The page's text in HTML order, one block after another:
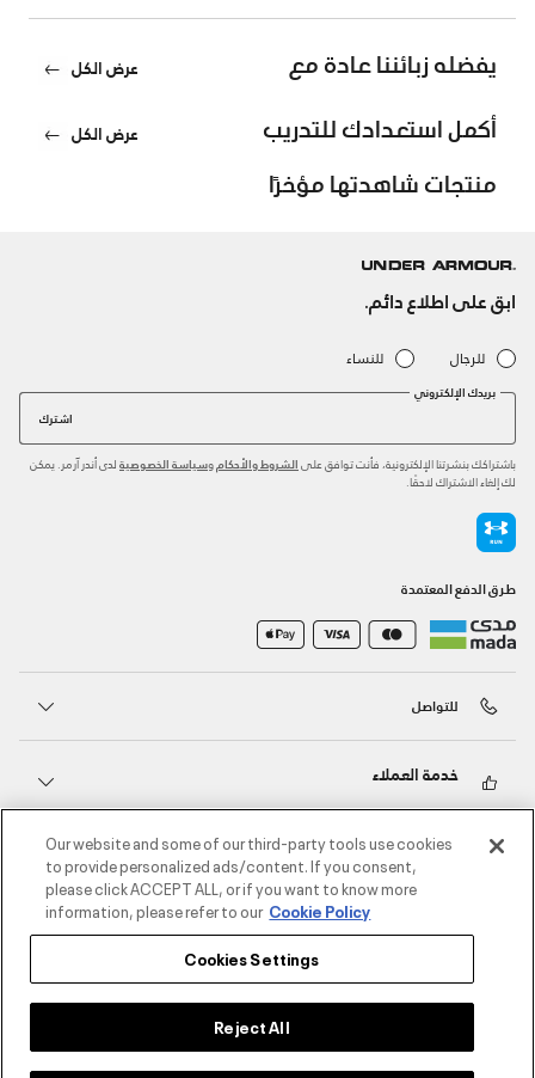
يفضله زبائننا عادة مع عرض الكل
أكمل استعدادك للتدريب عرض الكل
منتجات شاهدتها مؤخرًا
ابق على اطلاع دائم.
للرجال للنساء
بريدك الإلكتروني
اشترك
باشتراكك بنشرتنا الإلكترونية، فأنت توافق على الشروط والأحكام وسياسة الخصوصية لدى أندر آرمر. يمكن
لك إلغاء الاشتراك لاحقًا.
طرق الدفع المعتمدة
للتواصل
خدمة العملاء
حول أندر آرمر
أندر آرمر على الشبكات الاجتماعية
Our website and some of our third-party tools use cookies
to provide personalized ads/content. If you consent,
please click ACCEPT ALL, or if you want to know more
information, please refer to our Cookie Policy
Cookies Settings
Reject All